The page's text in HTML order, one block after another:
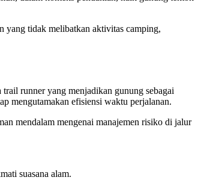
yang tidak melibatkan aktivitas camping,
runner yang menjadikan gunung sebagai
mengutamakan efisiensi waktu perjalanan.
mendalam mengenai manajemen risiko di jalur
suasana alam.